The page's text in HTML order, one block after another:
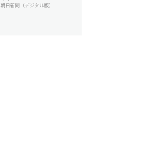
朝日新聞（デジタル版）